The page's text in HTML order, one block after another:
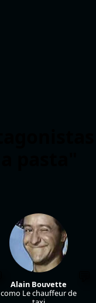
Alain Bouvette
como Le chauffeur de